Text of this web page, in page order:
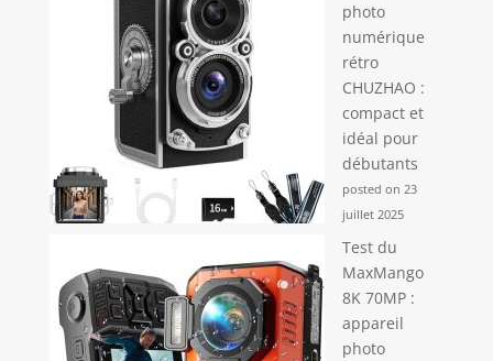
photo
numérique
rétro
CHUZHAO :
compact et
idéal pour
débutants
posted on 23
juillet 2025
Test du
MaxMango
8K 70MP :
appareil
photo